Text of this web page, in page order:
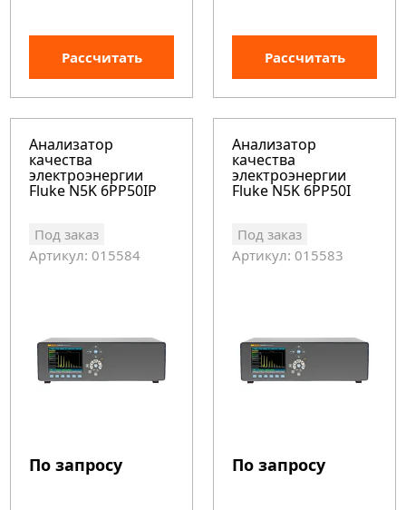
Рассчитать Рассчитать
Анализатор
качества
электроэнергии
Fluke N5K 6PP50IP
Под заказ
Артикул: 015584
По запросу
Анализатор
качества
электроэнергии
Fluke N5K 6PP50I
Под заказ
Артикул: 015583
По запросу